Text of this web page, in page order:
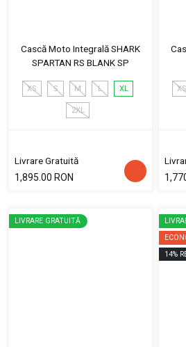
Cască Moto Integrală SHARK
SPARTAN RS BLANK SP
XS S M L XL
2XL
Livrare Gratuită
1,895.00 RON
XS
LIVRARE GRATUITĂ
14%